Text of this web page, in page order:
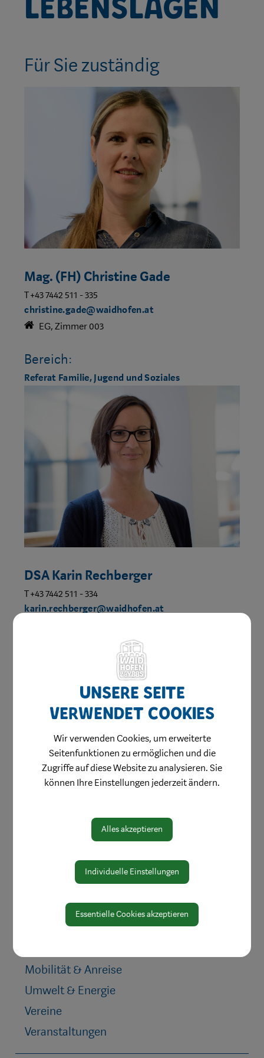
Für Sie zuständig
Mag. (FH) Christine Gade
T +43 7442 511 - 335
christine.gade@waidhofen.at
EG, Zimmer 003
Bereich:
Referat Familie, Jugend und Soziales
DSA Karin Rechberger
T +43 7442 511 - 334
karin.rechberger@waidhofen.at
Referat Familie, Jugend und Soziales
Waidhofen hilft
Bauen & Wohnen
Kinderbetreuung
Jugend & Familie
Schule & Bildung
Heiraten in Waidhofen
Mobilität & Anreise
Umwelt & Energie
Vereine
Veranstaltungen
Unsere Seite
verwendet Cookies
Wir verwenden Cookies, um erweiterte
Seitenfunktionen zu ermöglichen und die
Zugriffe auf diese Website zu analysieren. Sie
können Ihre Einstellungen jederzeit ändern.
Alles akzeptieren
Individuelle Einstellungen
Essentielle Cookies akzeptieren